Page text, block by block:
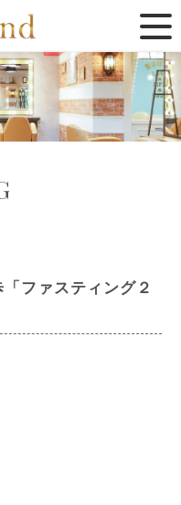
ファスティング２